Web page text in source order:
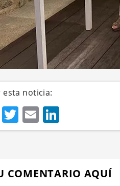
noticia:
Facebook
Twitter
Email
COMENTARIO AQUÍ